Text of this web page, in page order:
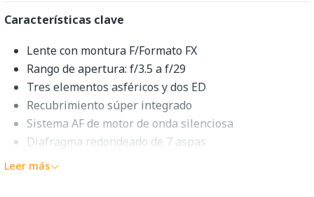
Características clave
Lente con montura F/Formato FX
Rango de apertura: f/3.5 a f/29
Tres elementos asféricos y dos ED
Recubrimiento súper integrado
Sistema AF de motor de onda silenciosa
Diafragma redondeado de 7 aspas
Nikon AF-S NIKKOR 18-35mm
Leer más